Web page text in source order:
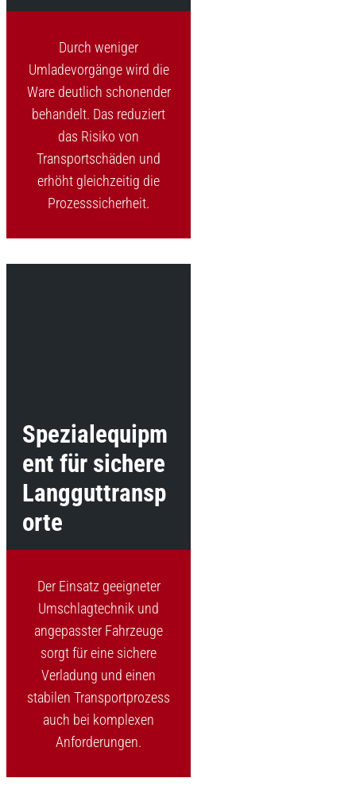
Durch weniger
Umladevorgänge wird die
Ware deutlich schonender
behandelt. Das reduziert
das Risiko von
Transportschäden und
erhöht gleichzeitig die
Prozesssicherheit.
Spezialequipm
ent für sichere
Langguttransp
orte
Der Einsatz geeigneter
Umschlagtechnik und
angepasster Fahrzeuge
sorgt für eine sichere
Verladung und einen
stabilen Transportprozess
auch bei komplexen
Anforderungen.